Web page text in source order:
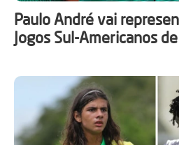
Paulo André vai
Jogos Sul-Americanos